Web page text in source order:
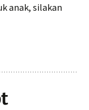
anak, silakan